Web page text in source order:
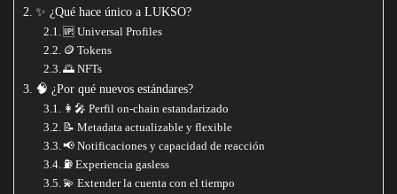
✨ ¿Qué hace único a LUKSO?
🆙 Universal Profiles
🪙 Tokens
🌅 NFTs
🧠 ¿Por qué nuevos estándares?
👩‍🎤 Perfil on-chain estandarizado
📝 Metadata actualizable y flexible
📢 Notificaciones y capacidad de reacción
⛽️ Experiencia gasless
💫 Extender la cuenta con el tiempo